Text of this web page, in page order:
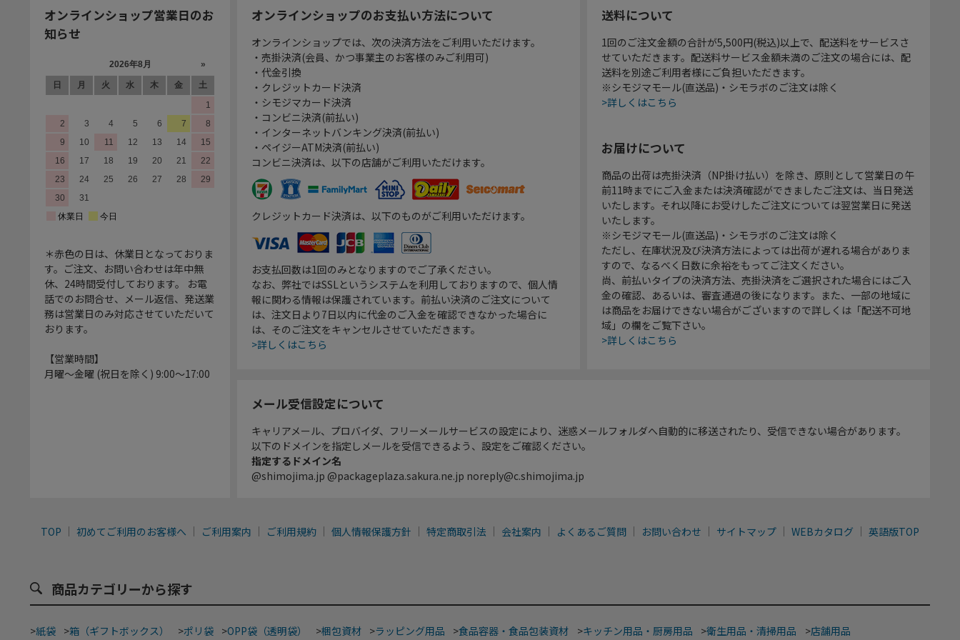
オンラインショップ営業日のお
知らせ
＊赤色の日は、休業日となっておりま
す。ご注文、お問い合わせは年中無
休、24時間受付しております。 お電
話でのお問合せ、メール返信、発送業
務は営業日のみ対応させていただいて
おります。
【営業時間】
月曜～金曜 (祝日を除く) 9:00～17:00
オンラインショップのお支払い方法について
オンラインショップでは、次の決済方法をご利用いただけます。
・売掛決済(会員、かつ事業主のお客様のみご利用可)
・代金引換
・クレジットカード決済
・シモジマカード決済
・コンビニ決済(前払い)
・インターネットバンキング決済(前払い)
・ペイジーATM決済(前払い)
コンビニ決済は、以下の店舗がご利用いただけます。
クレジットカード決済は、以下のものがご利用いただけます。
お支払回数は1回のみとなりますのでご了承ください。
なお、弊社ではSSLというシステムを利用しておりますので、個人情
報に関わる情報は保護されています。前払い決済のご注文について
は、注文日より7日以内に代金のご入金を確認できなかった場合に
は、そのご注文をキャンセルさせていただきます。
>詳しくはこちら
送料について
1回のご注文金額の合計が5,500円(税込)以上で、配送料をサービスさ
せていただきます。配送料サービス金額未満のご注文の場合には、配
送料を別途ご利用者様にご負担いただきます。
※シモジマモール(直送品)・シモラボのご注文は除く
>詳しくはこちら
お届けについて
商品の出荷は売掛決済（NP掛け払い）を除き、原則として営業日の午
前11時までにご入金または決済確認ができましたご注文は、当日発送
いたします。それ以降にお受けしたご注文については翌営業日に発送
いたします。
※シモジマモール(直送品)・シモラボのご注文は除く
ただし、在庫状況及び決済方法によっては出荷が遅れる場合がありま
すので、なるべく日数に余裕をもってご注文ください。
尚、前払いタイプの決済方法、売掛決済をご選択された場合にはご入
金の確認、あるいは、審査通過の後になります。また、一部の地域に
は商品をお届けできない場合がございますので詳しくは「配送不可地
域」の欄をご覧下さい。
>詳しくはこちら
メール受信設定について
キャリアメール、プロバイダ、フリーメールサービスの設定により、迷惑メールフォルダへ自動的に移送されたり、受信できない場合があります。
以下のドメインを指定しメールを受信できるよう、設定をご確認ください。
指定するドメイン名
@shimojima.jp @packageplaza.sakura.ne.jp noreply@c.shimojima.jp
TOP 初めてご利用のお客様へ ご利用案内 ご利用規約 個人情報保護方針 特定商取引法 会社案内 よくあるご質問 お問い合わせ サイトマップ WEBカタログ 英語版TOP
商品カテゴリーから探す
>紙袋 >箱（ギフトボックス） >ポリ袋 >OPP袋（透明袋） >梱包資材 >ラッピング用品 >食品容器・食品包装資材 >キッチン用品・厨房用品 >衛生用品・清掃用品 >店舗用品